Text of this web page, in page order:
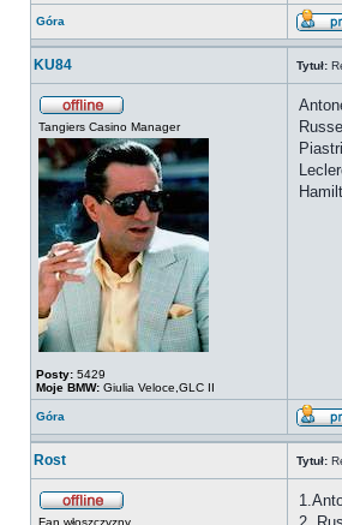
Góra
KU84 Tytuł:
Tangiers Casino Manager
Posty: 5429
Moje BMW: Giulia Veloce,GLC II
Russel
Piastri
Góra
Rost Tytuł:
Fan włoszczyzny